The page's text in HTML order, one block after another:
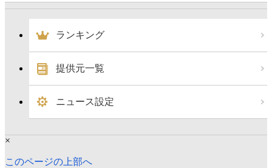
ランキング
提供元一覧
ニュース設定
×
このページの上部へ